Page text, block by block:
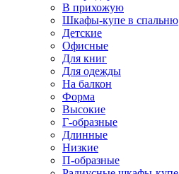
В прихожую
Шкафы-купе в спальню
Детские
Офисные
Для книг
Для одежды
На балкон
Форма
Высокие
Г-образные
Длинные
Низкие
П-образные